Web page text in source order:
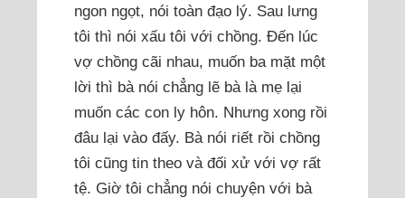
ngon ngọt, nói toàn đạo lý. Sau lưng
tôi thì nói xấu tôi với chồng. Đến lúc
vợ chồng cãi nhau, muốn ba mặt một
lời thì bà nói chẳng lẽ bà là mẹ lại
muốn các con ly hôn. Nhưng xong rồi
đâu lại vào đấy. Bà nói riết rồi chồng
tôi cũng tin theo và đối xử với vợ rất
tệ. Giờ tôi chẳng nói chuyện với bà